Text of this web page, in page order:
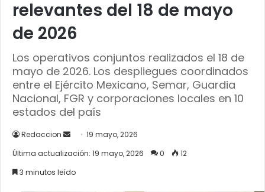
relevantes del 18 de mayo
de 2026
Los operativos conjuntos realizados el 18 de
mayo de 2026. Los despliegues coordinados
entre el Ejército Mexicano, Semar, Guardia
Nacional, FGR y corporaciones locales en 10
estados del país
Redaccion
Send19 mayo, 2026
Última actualización: 19 mayo, 2026
0
12
3 minutos leído